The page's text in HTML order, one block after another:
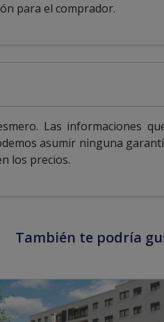
para el comprador.
Las informaciones
asumir ninguna
los precios.
También te podría